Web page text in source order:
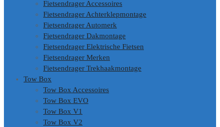
Fietsendrager Accessoires
Fietsendrager Achterklepmontage
Fietsendrager Automerk
Fietsendrager Dakmontage
Fietsendrager Elektrische Fietsen
Fietsendrager Merken
Fietsendrager Trekhaakmontage
Tow Box
Tow Box Accessoires
Tow Box EVO
Tow Box V1
Tow Box V2